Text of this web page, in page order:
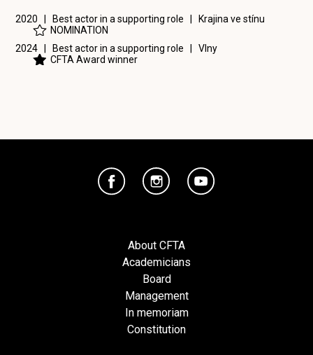
2020 | Best actor in a supporting role | Krajina ve stínu
NOMINATION
2024 | Best actor in a supporting role |Vlny
CFTA Award winner
About CFTA
Academicians
Board
Management
In memoriam
Constitution